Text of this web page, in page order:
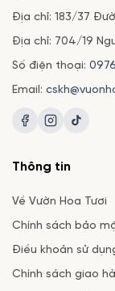
Địa chỉ: 183/37
Địa chỉ: 704/19
Số điện thoại:
Email:
Thông tin
Về Vườn Hoa Tươi
Chính sách bảo
Điều khoản sử
Chính sách giao